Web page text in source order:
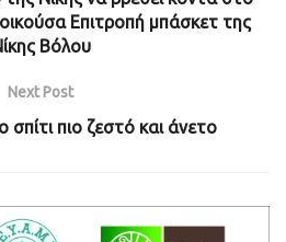
Επιτροπή μπάσκετ της
Βόλου
Next Post
πιο ζεστό και άνετο